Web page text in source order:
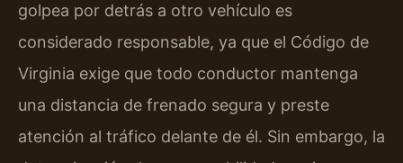
golpea por detrás a otro vehículo es
considerado responsable, ya que el Código de
Virginia exige que todo conductor mantenga
una distancia de frenado segura y preste
atención al tráfico delante de él. Sin embargo, la